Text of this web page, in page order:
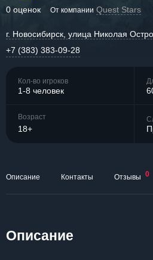
0 оценок От компании Quest Stars
г. Новосибирск, улица Николая
+7 (383) 383-09-28
Кол-во игроков
1-8 человек
Возраст
18+
Описание Контакты Отзывы 0
Описание